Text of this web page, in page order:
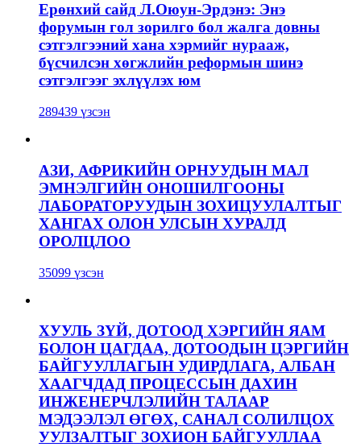
Ерөнхий сайд Л.Оюун-Эрдэнэ: Энэ
форумын гол зорилго бол жалга довны
сэтгэлгээний хана хэрмийг нурааж,
бүсчилсэн хөгжлийн реформын шинэ
сэтгэлгээг эхлүүлэх юм
289439 үзсэн
АЗИ, АФРИКИЙН ОРНУУДЫН МАЛ
ЭМНЭЛГИЙН ОНОШИЛГООНЫ
ЛАБОРАТОРУУДЫН ЗОХИЦУУЛАЛТЫГ
ХАНГАХ ОЛОН УЛСЫН ХУРАЛД
ОРОЛЦЛОО
35099 үзсэн
ХУУЛЬ ЗҮЙ, ДОТООД ХЭРГИЙН ЯАМ
БОЛОН ЦАГДАА, ДОТООДЫН ЦЭРГИЙН
БАЙГУУЛЛАГЫН УДИРДЛАГА, АЛБАН
ХААГЧДАД ПРОЦЕССЫН ДАХИН
ИНЖЕНЕРЧЛЭЛИЙН ТАЛААР
МЭДЭЭЛЭЛ ӨГӨХ, САНАЛ СОЛИЛЦОХ
УУЛЗАЛТЫГ ЗОХИОН БАЙГУУЛЛАА